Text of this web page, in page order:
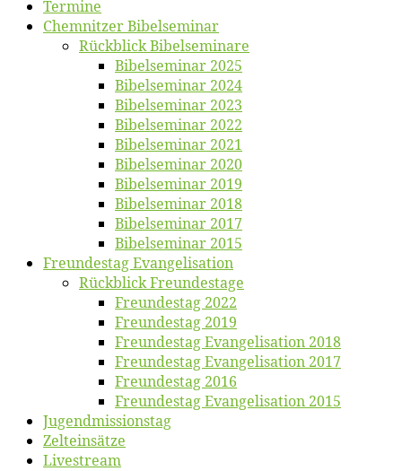
Ter­mi­ne
Chemnit­zer Bibelseminar
Rück­blick Bibelseminare
Bi­bel­se­mi­nar 2025
Bi­bel­se­mi­nar 2024
Bi­bel­se­mi­nar 2023
Bi­bel­se­mi­nar 2022
Bi­bel­se­mi­nar 2021
Bi­bel­se­mi­nar 2020
Bi­bel­se­mi­nar 2019
Bi­bel­se­mi­nar 2018
Bibelsemi­nar 2017
Bibelsemi­nar 2015
Freun­des­tag Evangelisation
Rück­blick Freundestage
Freun­des­tag 2022
Freun­des­tag 2019
Freun­des­tag Evan­ge­li­sa­ti­on 2018
Freun­des­tag Evan­ge­li­sa­ti­on 2017
Freun­des­tag 2016
Freun­des­tag Evan­ge­li­sa­ti­on 2015
Jugend­mis­sions­tag
Zelt­ein­sät­ze
Live­stream